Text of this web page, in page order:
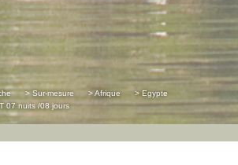
> Sur-mesure > Afrique
> Egypte
07 nuits /08 jours